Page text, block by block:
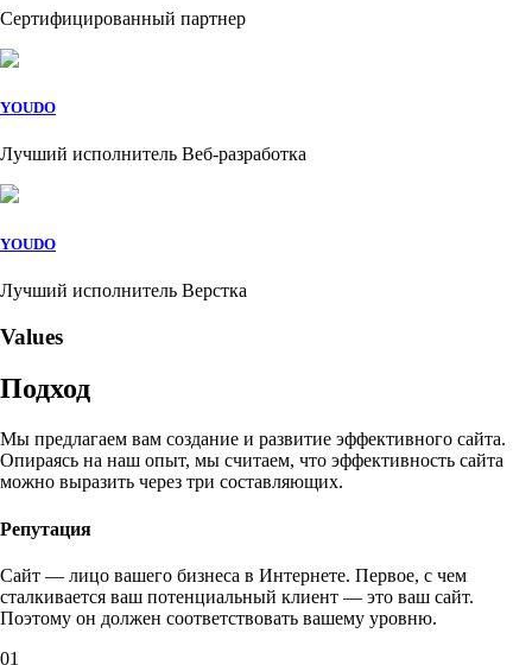
Сертифицированный партнер
YOUDO
Лучший исполнитель Веб-разработка
YOUDO
Лучший исполнитель Верстка
Values
Подход
Мы предлагаем вам создание и развитие эффективного сайта.
Опираясь на наш опыт, мы считаем, что эффективность сайта
можно выразить через три составляющих.
Репутация
Сайт — лицо вашего бизнеса в Интернете. Первое, с чем
сталкивается ваш потенциальный клиент — это ваш сайт.
Поэтому он должен соответствовать вашему уровню.
01